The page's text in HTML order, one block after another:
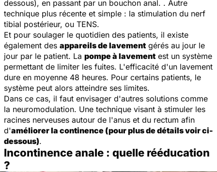
dessous), en passant par un bouchon anal. . Autre
technique plus récente et simple : la stimulation du nerf
tibial postérieur, ou TENS.
Et pour soulager le quotidien des patients, il existe
également des appareils de lavement gérés au jour le
jour par le patient. La pompe à lavement est un système
permettant de limiter les fuites. L'efficacité d'un lavement
dure en moyenne 48 heures. Pour certains patients, le
système peut alors atteindre ses limites.
Dans ce cas, il faut envisager d'autres solutions comme
la neuromodulation. Une technique visant à stimuler les
racines nerveuses autour de l'anus et du rectum afin
d'améliorer la continence (pour plus de détails voir ci-
dessous).
Incontinence anale : quelle rééducation
?